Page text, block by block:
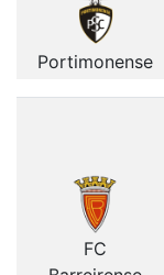
Portimonense
FC